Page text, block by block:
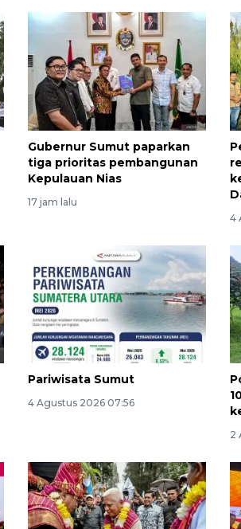
Gubernur Sumut paparkan
tiga prioritas pembangunan
Kepulauan Nias
17 jam lalu
4
Pariwisata Sumut
4 Agustus 2026 07:56
2
Kodam
Berhaji
27 Juli 2026